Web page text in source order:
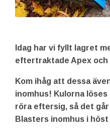
Idag har vi fyllt lagret
eftertraktade Apex
Kom ihåg att dessa
inomhus! Kulorna
röra eftersig, så det
Blasters inomhus i